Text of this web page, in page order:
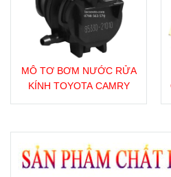
MÔ TƠ BƠM NƯỚC RỬA
KÍNH TOYOTA CAMRY